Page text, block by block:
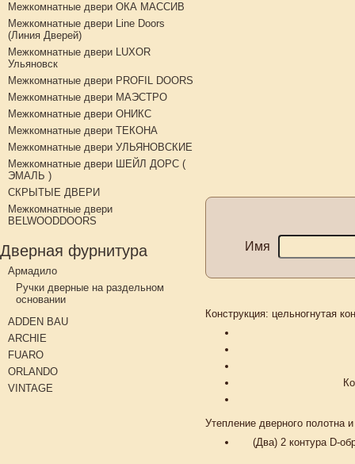
Межкомнатные двери ОКА МАССИВ
Межкомнатные двери Line Doors
(Линия Дверей)
Межкомнатные двери LUXOR
Ульяновск
Межкомнатные двери PROFIL DOORS
Межкомнатные двери МАЭСТРО
Межкомнатные двери ОНИКС
Межкомнатные двери ТЕКОНА
Межкомнатные двери УЛЬЯНОВСКИЕ
Межкомнатные двери ШЕЙЛ ДОРС (
ЭМАЛЬ )
СКРЫТЫЕ ДВЕРИ
Межкомнатные двери
BELWOODDOORS
Дверная фурнитура
Армадило
Ручки дверные на раздельном
основании
ADDEN BAU
ARCHIE
FUARO
ORLANDO
VINTAGE
Имя
Конструкция: цельногнутая
Утепление дверного полотна
(Два) 2 контура D-